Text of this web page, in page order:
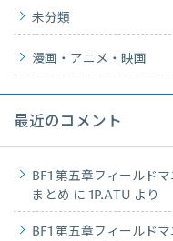
未分類
漫画・アニメ・映画
最近のコメント
BF1 第五章フィールド
まとめ に 1P.ATU より
BF1 第五章フィールド